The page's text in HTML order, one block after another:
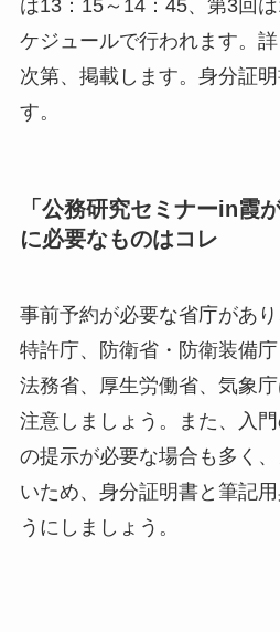
は13：15～14：45、第3回
ケジュールで行われます。
次第、掲載します。身分証
す。
「公務研究セミナーin霞
に必要なものはコレ
事前予約が必要な省庁があり
特許庁、防衛省・防衛装備
法務省、厚生労働省、気象
注意しましょう。また、入
の提示が必要な場合も多く
いため、身分証明書と筆記
うにしましょう。